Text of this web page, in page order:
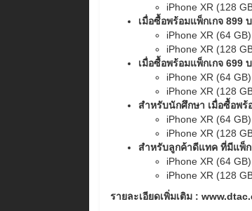
iPhone XR (128
เมื่อซื้อพร้อมแพ็กเกจ 899
iPhone XR (64
iPhone XR (128
เมื่อซื้อพร้อมแพ็กเกจ 699
iPhone XR (64
iPhone XR (128
สำหรับนักศึกษา เมื่อซื้อพร้
iPhone XR (64
iPhone XR (128
สำหรับลูกค้าดีแทค ที่มีแพ็
iPhone XR (64
iPhone XR (128
รายละเอียดเพิ่มเติม :